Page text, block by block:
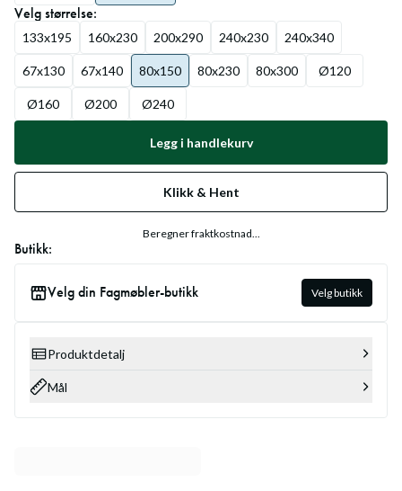
Velgstørrelse:
133x195 160x230 200x290 240x230 240x340
67x130 67x140 80x150 80x230 80x300 Ø120
Ø160 Ø200 Ø240
Legg i handlekurv
Klikk & Hent
Beregner fraktkostnad...
Butikk:
Velg din Fagmøbler-butikk Velg butikk
Produktdetalj
Mål